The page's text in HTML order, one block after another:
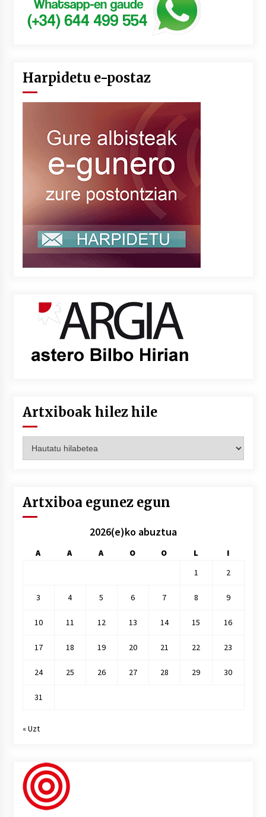
Harpidetu e-postaz
Artxiboak hilez hile
hilez
Artxiboa egunez egun
2026(e)ko abuztua
A A A O O L
I
1
2
3 4 5 6 7 8 9
10 11 12 13 14 15 16
17 18 19 20 21 22 23
24 25 26 27 28 29 30
31
« Uzt